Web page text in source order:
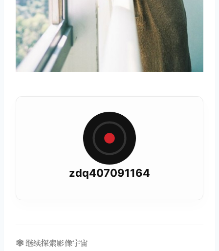
zdq407091164
🕸️ 继续探索影像宇宙